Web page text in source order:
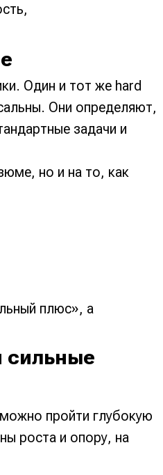
Один и тот же hard
Они определяют,
задачи и
но и на то, как
плюс», а
сильные
пройти глубокую
роста и опору, на